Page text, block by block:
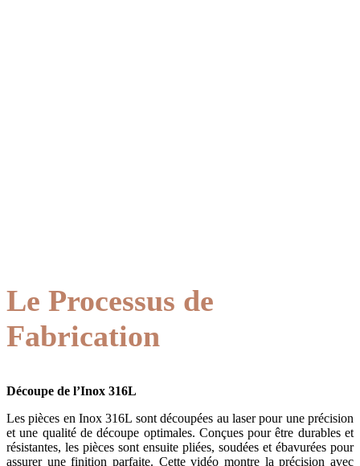
Le Processus de
Fabrication
Découpe de l’Inox 316L
Les pièces en Inox 316L sont découpées au laser pour une précision
et une qualité de découpe optimales. Conçues pour être durables et
résistantes, les pièces sont ensuite pliées, soudées et ébavurées pour
assurer une finition parfaite. Cette vidéo montre la précision avec